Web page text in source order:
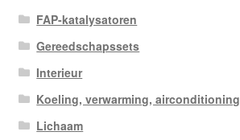
FAP-katalysatoren
Gereedschapssets
Interieur
Koeling, verwarming, airconditioning
Lichaam